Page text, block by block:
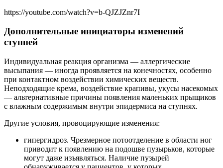
https://youtube.com/watch?v=b-QJZJZnr7I
Дополнительные инициаторы изменений
ступней
Индивидуальная реакция организма — аллергические
высыпания — иногда проявляется на конечностях, особенно
при контактном воздействии химических веществ.
Неподходящие крема, воздействие крапивы, укусы насекомых
— альтернативные причины появления маленьких прыщиков
с влажным содержимым внутри эпидермиса на ступнях.
Другие условия, провоцирующие изменения:
гипергидроз. Чрезмерное потоотделение в области ног
приводит к появлению на подошве пузырьков, которые
могут даже изъявляться. Наличие пузырей